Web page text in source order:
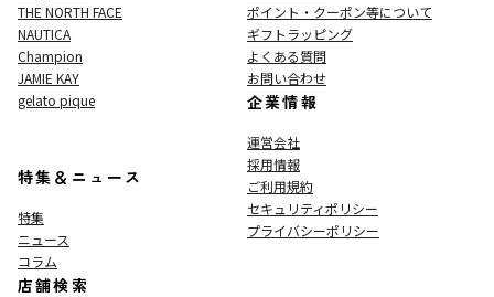
THE NORTH FACE
NAUTICA
Champion
JAMIE KAY
gelato pique
特集＆ニュース
特集
ニュース
コラム
店舗検索
ポイント・クーポン等について
ギフトラッピング
よくある質問
お問い合わせ
企業情報
運営会社
採用情報
ご利用規約
セキュリティポリシー
プライバシーポリシー